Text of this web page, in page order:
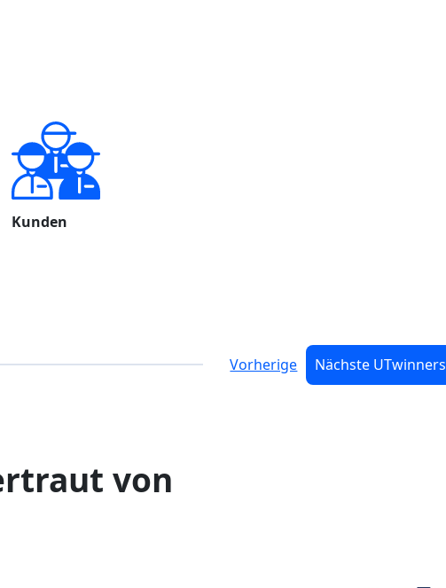
Kunden
Vorherige Nächste UTwinners
von